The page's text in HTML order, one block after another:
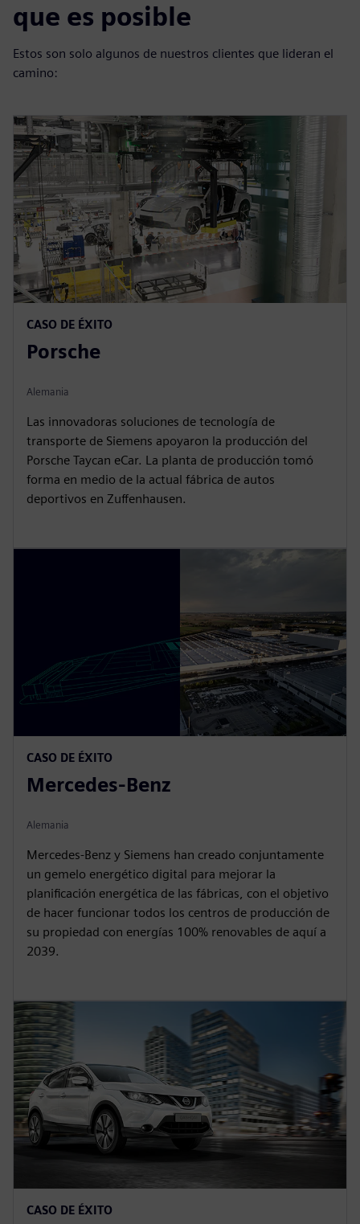
que es posible
Estos son solo algunos de nuestros clientes que lideran el
camino:
CASO DE ÉXITO
Porsche
Alemania
Las innovadoras soluciones de tecnología de
transporte de Siemens apoyaron la producción del
Porsche Taycan eCar. La planta de producción tomó
forma en medio de la actual fábrica de autos
deportivos en Zuffenhausen.
CASO DE ÉXITO
Mercedes-Benz
Alemania
Mercedes-Benz y Siemens han creado conjuntamente
un gemelo energético digital para mejorar la
planificación energética de las fábricas, con el objetivo
de hacer funcionar todos los centros de producción de
su propiedad con energías 100% renovables de aquí a
2039.
CASO DE ÉXITO